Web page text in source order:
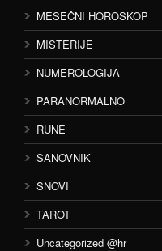
MESEČNI HOROSKOP
MISTERIJE
NUMEROLOGIJA
PARANORMALNO
RUNE
SANOVNIK
SNOVI
TAROT
Uncategorized @hr